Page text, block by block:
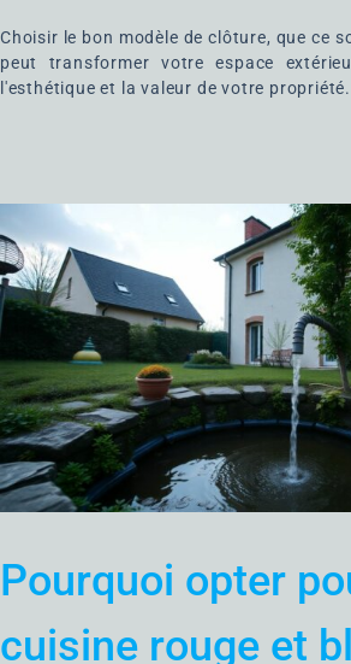
Choisir le bon modèle de clôture, que ce
peut transformer votre espace
l'esthétique et la valeur de votre propriété.
Pourquoi opter
cuisine rouge et